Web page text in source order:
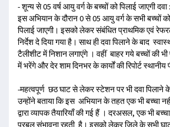
- शून्य से 05 वर्ष आयु वर्ग के बच्चों को पिलाई जाएगी दवा :
इस अभियान के दौरान 0 से 05 आयु वर्ग के सभी बच्चों को
पिलाई जाएगी। इसको लेकर संबंधित प्राथमिक एवं
निर्देश दे दिया गया है। साथ ही दवा पिलाने के बाद
टैलीशीट में निशान लगाएंगे । वहीं बाहर गये बच्चों की
में भरेंगे और देर शाम दिनभर के कार्यों की रिपोर्ट
-महत्वपूर्ण छठ घाट से लेकर स्टेशन पर भी दवा पिलाने के
उन्होंने बताया कि इस अभियान के तहत एक भी बच्चा
द्वारा व्यापक तैयारियाँ की गई हैं । दरअसल, एक भी
प्रबल संभावना रहती है। इसको लेकर जिले के सभी